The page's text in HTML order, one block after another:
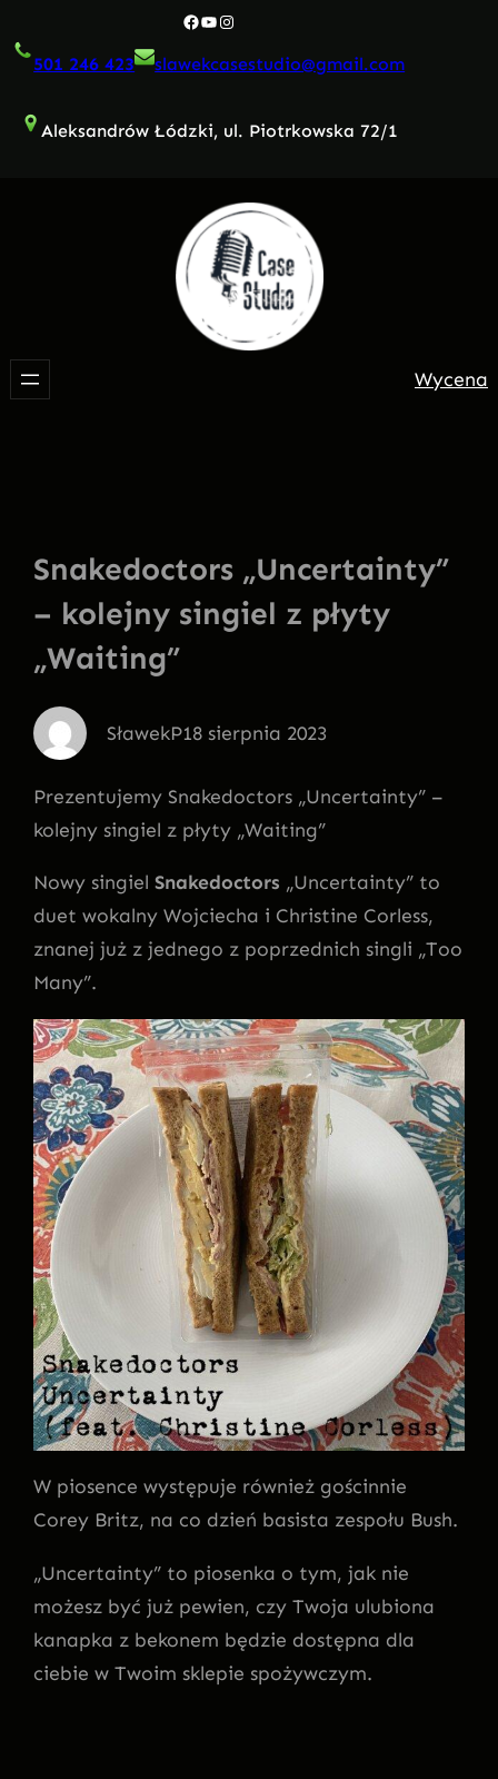
do
Facebook
YouTube
Instagram
501 246 423 slawekcasestudio@gmail.com
Aleksandrów Łódzki, ul. Piotrkowska 72/1
Wycena
Snakedoctors „Uncertainty”
– kolejny singiel z płyty
„Waiting”
SławekP18 sierpnia 2023
Prezentujemy Snakedoctors „Uncertainty” –
kolejny singiel z płyty „Waiting”
Nowy singiel Snakedoctors „Uncertainty” to
duet wokalny Wojciecha i Christine Corless,
znanej już z jednego z poprzednich singli „Too
Many”.
W piosence występuje również gościnnie
Corey Britz, na co dzień basista zespołu Bush.
„Uncertainty” to piosenka o tym, jak nie
możesz być już pewien, czy Twoja ulubiona
kanapka z bekonem będzie dostępna dla
ciebie w Twoim sklepie spożywczym.